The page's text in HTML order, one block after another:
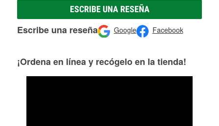
ESCRIBE UNA RESEÑA
Escribe una reseña Google Facebook
¡Ordena en línea y recógelo en la tienda!